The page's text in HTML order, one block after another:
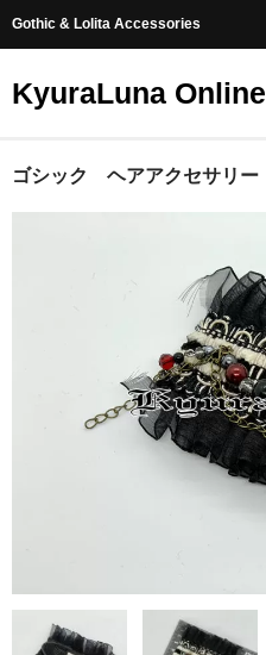
Gothic & Lolita Accessories
KyuraLuna Online
ホーム
イヤリング・ピアス
つまみ細工
ゴシック ヘアアクセサリー